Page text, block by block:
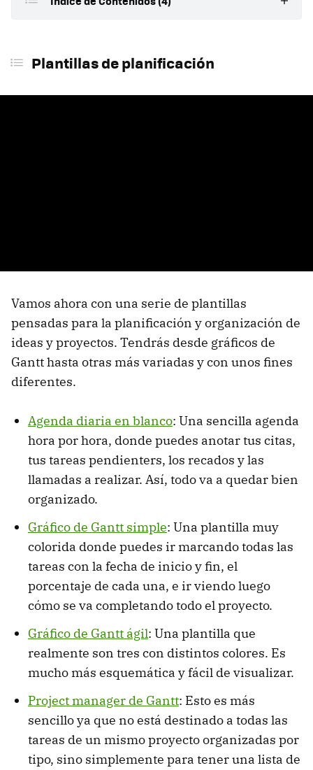
Plantillas de contabilidad y empresas
Plantillas de presupuestos personales
Plantillas de planificación
Vamos ahora con una serie de plantillas
pensadas para la planificación y organización de
ideas y proyectos. Tendrás desde gráficos de
Gantt hasta otras más variadas y con unos fines
diferentes.
Agenda diaria en blanco: Una sencilla agenda
hora por hora, donde puedes anotar tus citas,
tus tareas pendienters, los recados y las
llamadas a realizar. Así, todo va a quedar bien
organizado.
Gráfico de Gantt simple: Una plantilla muy
colorida donde puedes ir marcando todas las
tareas con la fecha de inicio y fin, el
porcentaje de cada una, e ir viendo luego
cómo se va completando todo el proyecto.
Gráfico de Gantt ágil: Una plantilla que
realmente son tres con distintos colores. Es
mucho más esquemática y fácil de visualizar.
Project manager de Gantt: Esto es más
sencillo ya que no está destinado a todas las
tareas de un mismo proyecto organizadas por
tipo, sino simplemente para tener una lista de